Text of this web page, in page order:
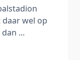
daar wel op
...